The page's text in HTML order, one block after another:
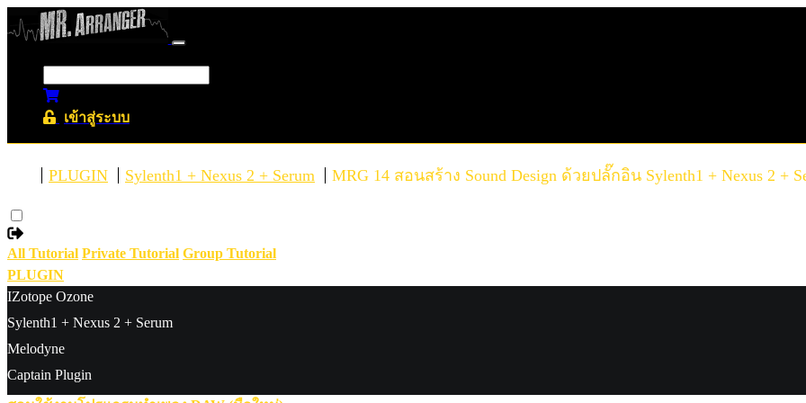
เข้าสู่ระบบ
PLUGIN Sylenth1 + Nexus 2 + Serum MRG 14 สอนสร้าง Sound Design ด้วยปลั๊กอิน Sylenth1 + Nexus 2 +
All Tutorial Private Tutorial Group Tutorial
PLUGIN
IZotope Ozone
Sylenth1 + Nexus 2 + Serum
Melodyne
Captain Plugin